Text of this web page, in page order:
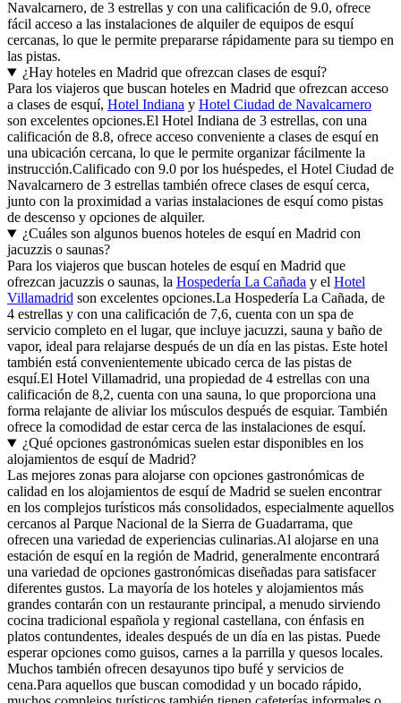
Navalcarnero, de 3 estrellas y con una calificación de 9.0, ofrece
fácil acceso a las instalaciones de alquiler de equipos de esquí
cercanas, lo que le permite prepararse rápidamente para su tiempo en
las pistas.
¿Hay hoteles en Madrid que ofrezcan clases de esquí?
Para los viajeros que buscan hoteles en Madrid que ofrezcan acceso
a clases de esquí, Hotel Indiana y Hotel Ciudad de Navalcarnero
son excelentes opciones.El Hotel Indiana de 3 estrellas, con una
calificación de 8.8, ofrece acceso conveniente a clases de esquí en
una ubicación cercana, lo que le permite organizar fácilmente la
instrucción.Calificado con 9.0 por los huéspedes, el Hotel Ciudad de
Navalcarnero de 3 estrellas también ofrece clases de esquí cerca,
junto con la proximidad a varias instalaciones de esquí como pistas
de descenso y opciones de alquiler.
¿Cuáles son algunos buenos hoteles de esquí en Madrid con
jacuzzis o saunas?
Para los viajeros que buscan hoteles de esquí en Madrid que
ofrezcan jacuzzis o saunas, la Hospedería La Cañada y el Hotel
Villamadrid son excelentes opciones.La Hospedería La Cañada, de
4 estrellas y con una calificación de 7,6, cuenta con un spa de
servicio completo en el lugar, que incluye jacuzzi, sauna y baño de
vapor, ideal para relajarse después de un día en las pistas. Este hotel
también está convenientemente ubicado cerca de las pistas de
esquí.El Hotel Villamadrid, una propiedad de 4 estrellas con una
calificación de 8,2, cuenta con una sauna, lo que proporciona una
forma relajante de aliviar los músculos después de esquiar. También
ofrece la comodidad de estar cerca de las instalaciones de esquí.
¿Qué opciones gastronómicas suelen estar disponibles en los
alojamientos de esquí de Madrid?
Las mejores zonas para alojarse con opciones gastronómicas de
calidad en los alojamientos de esquí de Madrid se suelen encontrar
en los complejos turísticos más consolidados, especialmente aquellos
cercanos al Parque Nacional de la Sierra de Guadarrama, que
ofrecen una variedad de experiencias culinarias.Al alojarse en una
estación de esquí en la región de Madrid, generalmente encontrará
una variedad de opciones gastronómicas diseñadas para satisfacer
diferentes gustos. La mayoría de los hoteles y alojamientos más
grandes contarán con un restaurante principal, a menudo sirviendo
cocina tradicional española y regional castellana, con énfasis en
platos contundentes, ideales después de un día en las pistas. Puede
esperar opciones como guisos, carnes a la parrilla y quesos locales.
Muchos también ofrecen desayunos tipo bufé y servicios de
cena.Para aquellos que buscan comodidad y un bocado rápido,